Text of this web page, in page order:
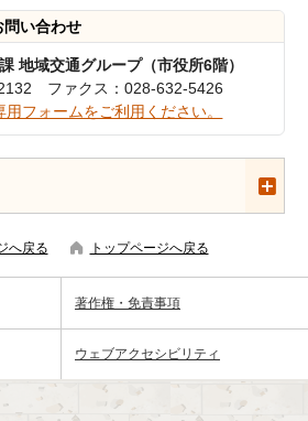
問い合わせ
地域交通グループ（市役所6階）
ファクス：028-632-5426
フォームをご利用ください。
へ戻る トップページへ戻る
著作権・免責事項
ウェブアクセシビリティ